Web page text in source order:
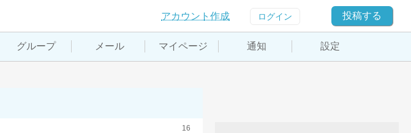
アカウント作成 ログイン 投稿する
グループ メール マイページ 通知 設定
16